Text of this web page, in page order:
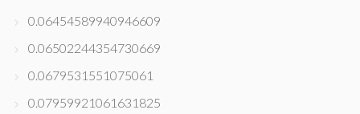
0.06454589940946609
0.06502244354730669
0.0679531551075061
0.07959921061631825